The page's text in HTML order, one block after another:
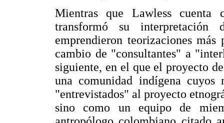
Mientras que Lawless cuenta
transformó su interpretación
emprendieron teorizaciones
cambio de "consultantes" a
siguiente, en el que el proyecto
una comunidad indígena cuyos
"entrevistados" al proyecto
sino como un equipo de